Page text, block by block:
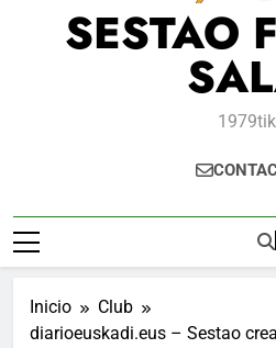
SESTAO
1979tik
Inicio
Club
diarioeuskadi.eus – Sestao